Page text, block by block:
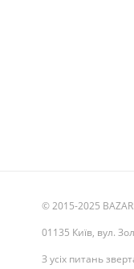
© 2015-2025
01135 Київ, вул.
З усіх питань